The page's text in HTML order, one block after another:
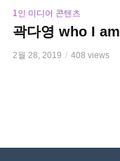
1인 미디어 콘텐츠
곽다영 who I am
2월 28, 2019 408 views